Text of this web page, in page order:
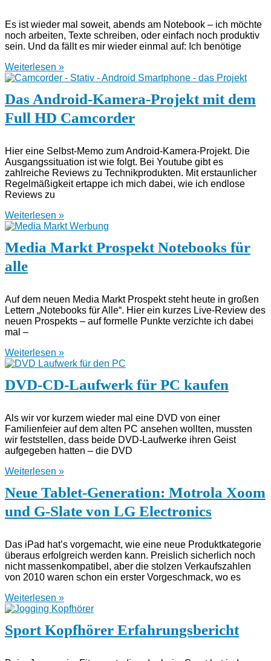
Es ist wieder mal soweit, abends am Notebook – ich möchte
noch arbeiten, Texte schreiben, oder einfach noch produktiv
sein. Und da fällt es mir wieder einmal auf: Ich benötige
Weiterlesen »
Das Android-Kamera-Projekt mit dem
Full HD Camcorder
Hier eine Selbst-Memo zum Android-Kamera-Projekt. Die
Ausgangssituation ist wie folgt. Bei Youtube gibt es
zahlreiche Reviews zu Technikprodukten. Mit erstaunlicher
Regelmäßigkeit ertappe ich mich dabei, wie ich endlose
Reviews zu
Weiterlesen »
Media Markt Prospekt Notebooks für
alle
Auf dem neuen Media Markt Prospekt steht heute in großen
Lettern „Notebooks für Alle“. Hier ein kurzes Live-Review des
neuen Prospekts – auf formelle Punkte verzichte ich dabei
mal –
Weiterlesen »
DVD-CD-Laufwerk für PC kaufen
Als wir vor kurzem wieder mal eine DVD von einer
Familienfeier auf dem alten PC ansehen wollten, mussten
wir feststellen, dass beide DVD-Laufwerke ihren Geist
aufgegeben hatten – die DVD
Weiterlesen »
Neue Tablet-Generation: Motrola Xoom
und G-Slate von LG Electronics
Das iPad hat’s vorgemacht, wie eine neue Produktkategorie
überaus erfolgreich werden kann. Preislich sicherlich noch
nicht massenkompatibel, aber die stolzen Verkaufszahlen
von 2010 waren schon ein erster Vorgeschmack, wo es
Weiterlesen »
Sport Kopfhörer Erfahrungsbericht